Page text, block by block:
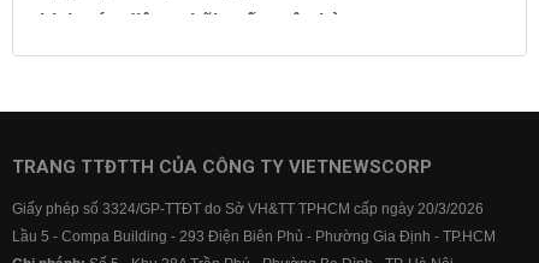
Lịch cúp điện
Lãi suất ngân hàng
Lãi suất tiết kiệm
Lãi suất tiền gửi
Lãi suất ngân hàng BIDV
Lãi suất ngân hàng Vietcombank
TRANG TTĐTTH CỦA CÔNG TY VIETNEWSCORP
Giấy phép số 3324/GP-TTĐT do Sở VH&TT TPHCM cấp ngày 20/3/2026
Lầu 5 - Compa Building - 293 Điện Biên Phủ - Phường Gia Định - TP.HCM